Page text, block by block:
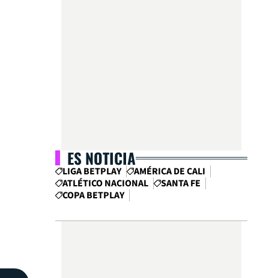
ES NOTICIA
LIGA BETPLAY
AMÉRICA DE CALI
ATLÉTICO NACIONAL
SANTA FE
COPA BETPLAY